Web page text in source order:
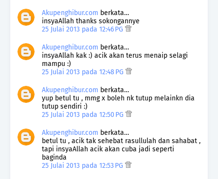
Akupenghibur.com berkata…
insyaAllah thanks sokongannye
25 Julai 2013 pada 12:46 PG
Akupenghibur.com berkata…
insyaAllah kak :) acik akan terus menaip selagi
mampu :)
25 Julai 2013 pada 12:48 PG
Akupenghibur.com berkata…
yup betul tu , mmg x boleh nk tutup melainkn dia
tutup sendiri :)
25 Julai 2013 pada 12:50 PG
Akupenghibur.com berkata…
betul tu , acik tak sehebat rasullulah dan sahabat ,
tapi insyaAllah acik akan cuba jadi seperti
baginda
25 Julai 2013 pada 12:53 PG